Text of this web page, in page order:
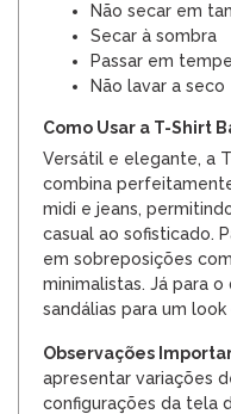
Não secar em
Secar à sombra
Passar em
Não lavar a seco
Como Usar a T-Shirt
Versátil e elegante, a
combina
midi e jeans,
casual ao sofisticado.
em sobreposições
minimalistas. Já para
sandálias para um
Observações
apresentar variações
configurações da tela